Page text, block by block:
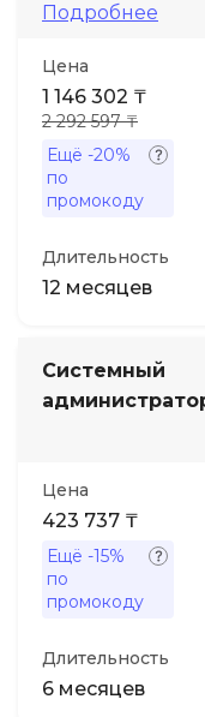
Подробнее
Цена
1 146 302 ₸
2 292 597 ₸
Ещё -20%
по
промокоду
Длительность
12 месяцев
Системный
Цена
423 737 ₸
Ещё -15%
по
промокоду
Длительность
6 месяцев